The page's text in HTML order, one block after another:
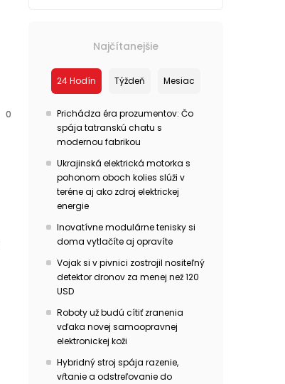
0
Najčítanejšie
24 Hodín Týždeň Mesiac
Prichádza éra prozumentov: Čo
spája tatranskú chatu s
modernou fabrikou
Ukrajinská elektrická motorka s
pohonom oboch kolies slúži v
teréne aj ako zdroj elektrickej
energie
Inovatívne modulárne tenisky si
doma vytlačíte aj opravíte
Vojak si v pivnici zostrojil nositeľný
detektor dronov za menej než 120
USD
Roboty už budú cítiť zranenia
vďaka novej samoopravnej
elektronickej koži
Hybridný stroj spája razenie,
vŕtanie a odstreľovanie do